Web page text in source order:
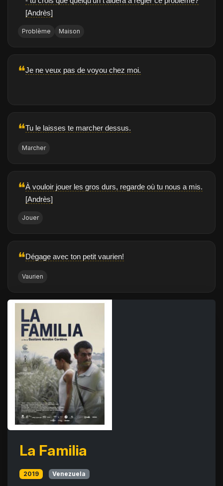
[Andrès]
Problème Maison
❝Je ne veux pas de voyou chez moi.
❝Tu le laisses te marcher dessus.
Marcher
❝À vouloir jouer les gros durs, regarde où tu nous a mis.
[Andrès]
Jouer
❝Dégage avec ton petit vaurien!
Vaurien
La Familia
2019 Venezuela